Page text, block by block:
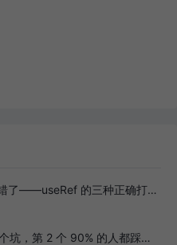
上来就用 useState？你大概率用错了——useRef 的三种正确打开方式
《React Router 受保护路由的 3 个坑，第 2 个 90% 的人都踩过》